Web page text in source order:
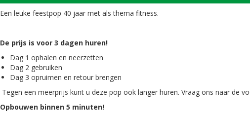
Een leuke feestpop 40 jaar met als thema fitness.
De prijs is voor 3 dagen huren!
Dag 1 ophalen en neerzetten
Dag 2 gebruiken
Dag 3 opruimen en retour brengen
Tegen een meerprijs kunt u deze pop ook langer huren. Vraag ons naar de
Opbouwen binnen 5 minuten!